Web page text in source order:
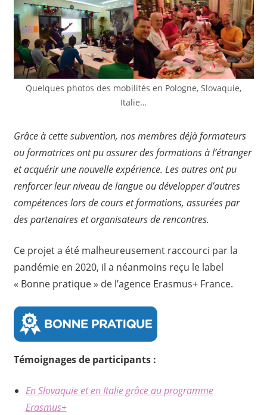
Quelques photos des mobilités en Pologne, Slovaquie,
Italie…
Grâce à cette subvention, nos membres déjà formateurs
ou formatrices ont pu assurer des formations à l’étranger
et acquérir une nouvelle expérience. Les autres ont pu
renforcer leur niveau de langue ou développer d’autres
compétences lors de cours et formations, assurées par
des partenaires et organisateurs de rencontres.
Ce projet a été malheureusement raccourci par la
pandémie en 2020, il a néanmoins reçu le label
« Bonne pratique » de l’agence Erasmus+ France.
Témoignages de participants :
En Slovaquie et en Italie grâce au programme
Erasmus+